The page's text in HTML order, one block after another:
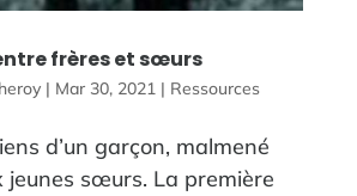
frères et sœurs
| Mar 30, 2021| Ressources
d’un garçon, malmené
jeunes sœurs. La première